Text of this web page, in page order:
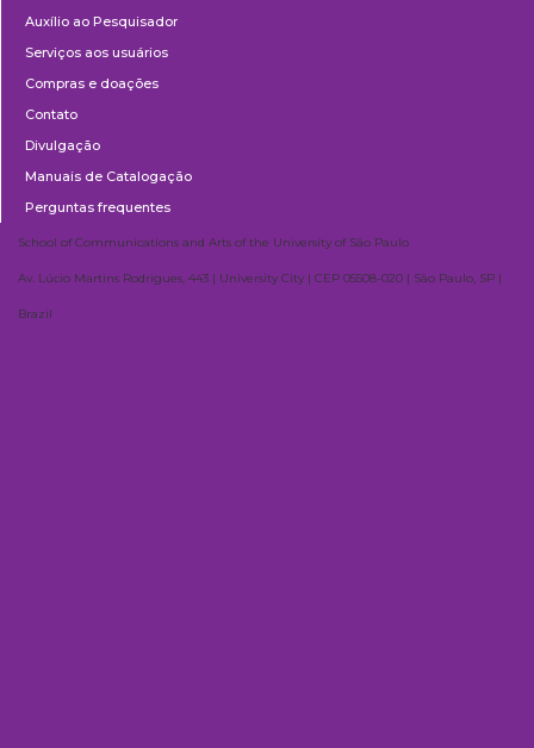
Auxílio ao Pesquisador
Serviços aos usuários
Compras e doações
Contato
Divulgação
Manuais de Catalogação
Perguntas frequentes
School of Communications and Arts of the University of São Paulo
Av. Lúcio Martins Rodrigues, 443 | University City | CEP 05508-020 | São Paulo, SP |
Brazil